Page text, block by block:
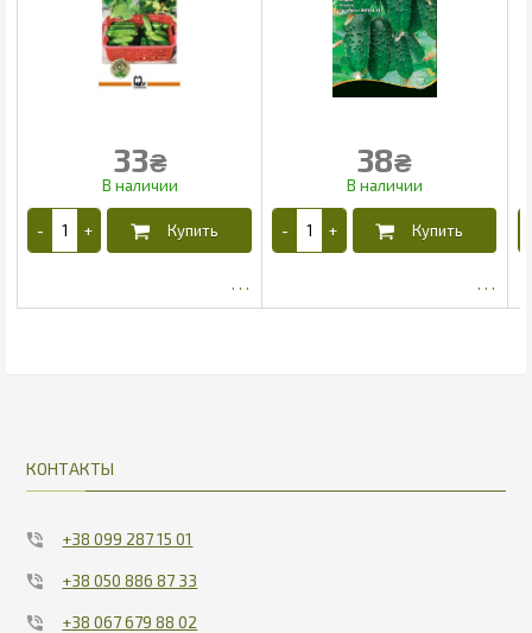
33₴ 38₴
КОНТАКТЫ
+38 099 287 15 01
+38 050 886 87 33
+38 067 679 88 02